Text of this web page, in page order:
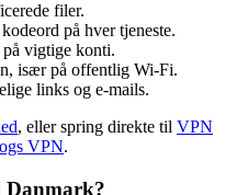
filer.
på hver tjeneste.
vigtige konti.
især på offentlig Wi-Fi.
links og e-mails.
, eller spring direkte til VPN
VPN.
Danmark?